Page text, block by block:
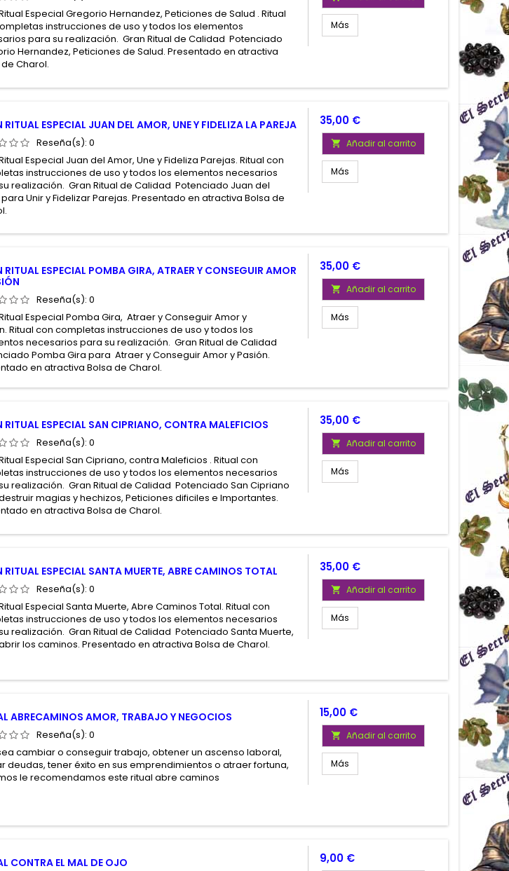
Especial Gregorio Hernandez, Peticiones de Salud . Ritual
instrucciones de uso y todos los elementos
para su realización. Gran Ritual de Calidad Potenciado
Hernandez, Peticiones de Salud. Presentado en atractiva
Charol.
Más
RITUAL ESPECIAL JUAN DEL AMOR, UNE Y FIDELIZA LA PAREJA
Reseña(s):0
Especial Juan del Amor, Une y Fideliza Parejas. Ritual con
instrucciones de uso y todos los elementos necesarios
realización. Gran Ritual de Calidad Potenciado Juan del
Unir y Fidelizar Parejas. Presentado en atractiva Bolsa de
Precio
35,00 €
 Añadir al carrito
Más
RITUAL ESPECIAL POMBA GIRA, ATRAER Y CONSEGUIR AMOR
Reseña(s):0
Especial Pomba Gira, Atraer y Conseguir Amor y
Ritual con completas instrucciones de uso y todos los
necesarios para su realización. Gran Ritual de Calidad
Pomba Gira para Atraer y Conseguir Amor y Pasión.
en atractiva Bolsa de Charol.
Precio
35,00 €
 Añadir al carrito
Más
RITUAL ESPECIAL SAN CIPRIANO, CONTRA MALEFICIOS
Reseña(s):0
Especial San Cipriano, contra Maleficios . Ritual con
instrucciones de uso y todos los elementos necesarios
realización. Gran Ritual de Calidad Potenciado San Cipriano
magias y hechizos, Peticiones dificiles e Importantes.
en atractiva Bolsa de Charol.
Precio
35,00 €
 Añadir al carrito
Más
RITUAL ESPECIAL SANTA MUERTE, ABRE CAMINOS TOTAL
Reseña(s):0
Especial Santa Muerte, Abre Caminos Total. Ritual con
instrucciones de uso y todos los elementos necesarios
realización. Gran Ritual de Calidad Potenciado Santa Muerte,
los caminos. Presentado en atractiva Bolsa de Charol.
Precio
35,00 €
 Añadir al carrito
Más
ABRECAMINOS AMOR, TRABAJO Y NEGOCIOS
Reseña(s):0
cambiar o conseguir trabajo, obtener un ascenso laboral,
deudas, tener éxito en sus emprendimientos o atraer fortuna,
le recomendamos este ritual abre caminos
Precio
15,00 €
 Añadir al carrito
Más
CONTRA EL MAL DE OJO Precio
9,00 €